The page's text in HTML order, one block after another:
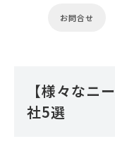
お問合せ
【様々なニ
社5選